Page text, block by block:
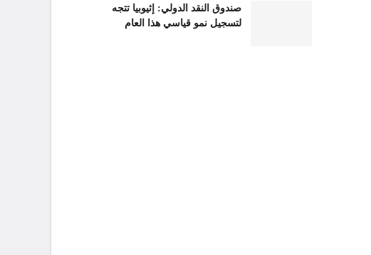
صندوق النقد الدولي: إثيوبيا تتجه
لتسجيل نمو قياسي هذا العام